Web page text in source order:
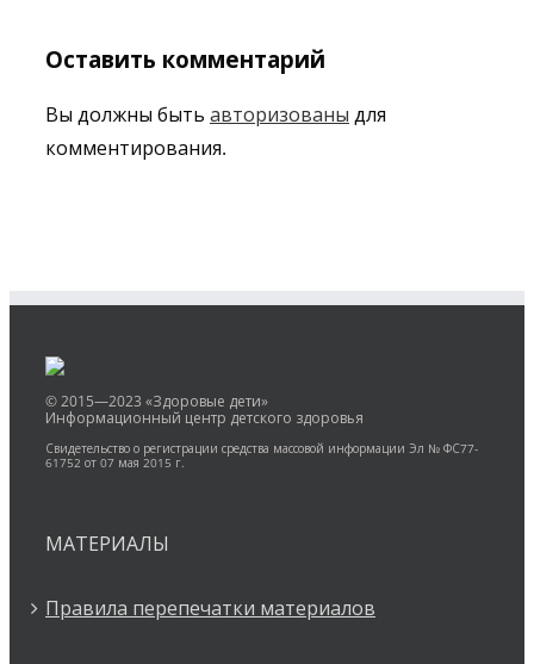
Оставить комментарий
Вы должны быть авторизованы для
комментирования.
© 2015—2023 «Здоровые дети»
Информационный центр детского здоровья
Свидетельство о регистрации средства массовой информации Эл № ФС77-
61752 от 07 мая 2015 г.
МАТЕРИАЛЫ
Правила перепечатки материалов